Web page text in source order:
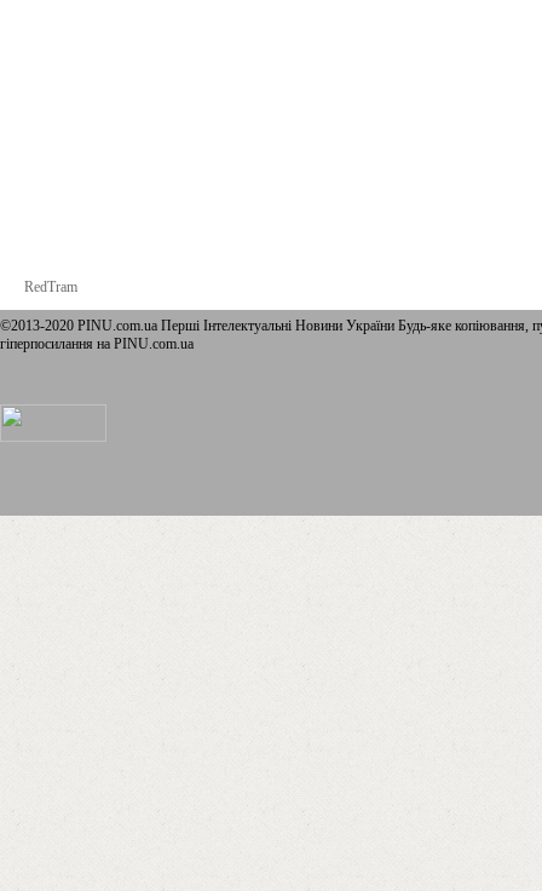
RedTram
©2013-2020 PINU.com.ua Перші Інтелектуальні Новини України Будь-яке копiювання,
гіперпосилання на PINU.com.ua